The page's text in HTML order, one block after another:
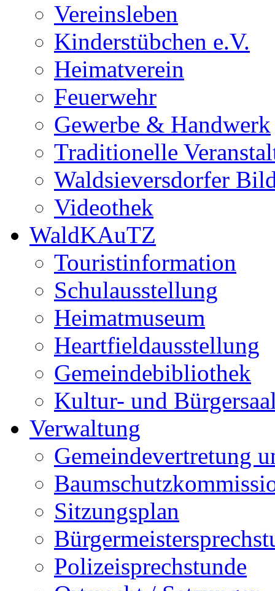
Vereinsleben
Kinderstübchen e.V.
Heimatverein
Feuerwehr
Gewerbe & Handwerk
Traditionelle
Waldsieversdorfer
Videothek
WaldKAuTZ
Touristinformation
Schulausstellung
Heimatmuseum
Heartfieldausstellung
Gemeindebibliothek
Kultur- und
Verwaltung
Gemeindevertretung
Sitzungsplan
Polizeisprechstunde